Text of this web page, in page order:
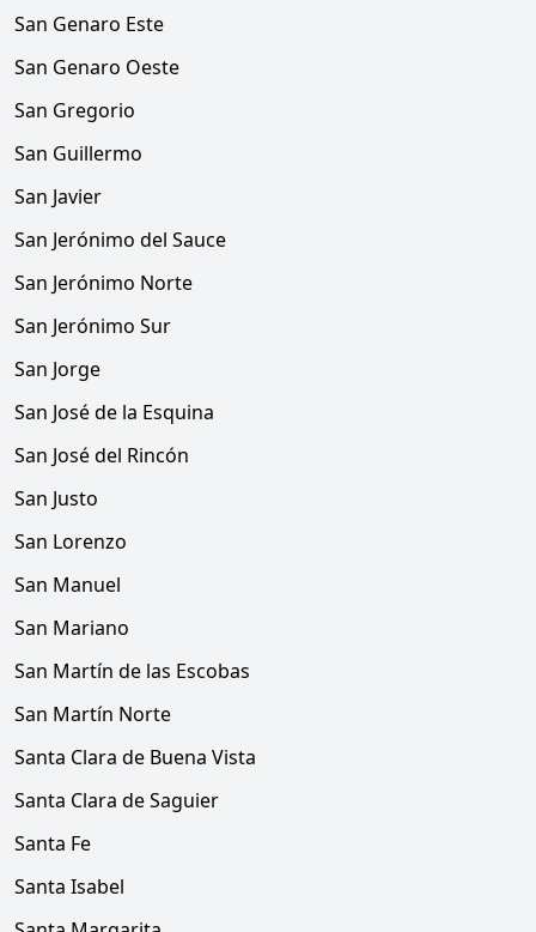
San Genaro Este
San Genaro Oeste
San Gregorio
San Guillermo
San Javier
San Jerónimo del Sauce
San Jerónimo Norte
San Jerónimo Sur
San Jorge
San José de la Esquina
San José del Rincón
San Justo
San Lorenzo
San Manuel
San Mariano
San Martín de las Escobas
San Martín Norte
Santa Clara de Buena Vista
Santa Clara de Saguier
Santa Fe
Santa Isabel